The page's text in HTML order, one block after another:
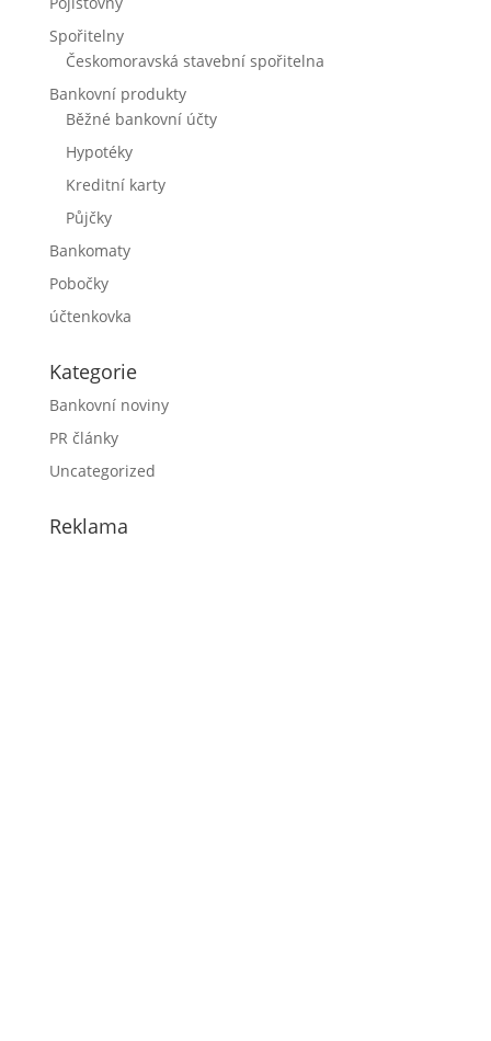
Spořitelny
Českomoravská stavební spořitelna
Bankovní produkty
Běžné bankovní účty
Hypotéky
Kreditní karty
Půjčky
Bankomaty
Pobočky
účtenkovka
Kategorie
Bankovní noviny
PR články
Uncategorized
Reklama